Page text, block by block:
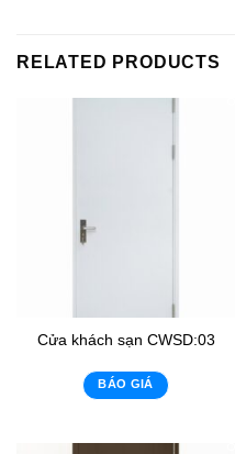
RELATED PRODUCTS
Cửa khách sạn CWSD:03
BÁO GIÁ